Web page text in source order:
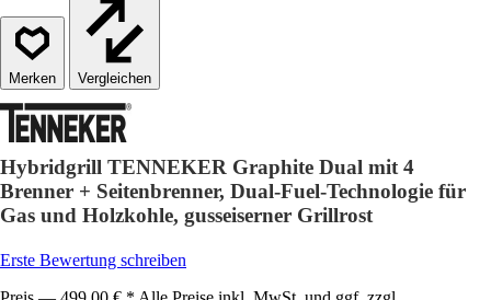
Vergleichen
Hybridgrill TENNEKER Graphite Dual mit 4
Brenner + Seitenbrenner, Dual-Fuel-Technologie für
Gas und Holzkohle, gusseiserner Grillrost
Erste Bewertung schreiben